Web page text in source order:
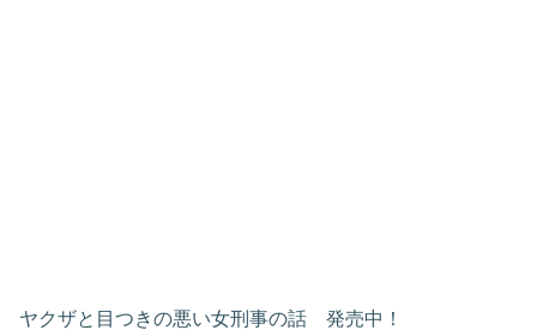
ヤクザと目つきの悪い女刑事の話 発売中！